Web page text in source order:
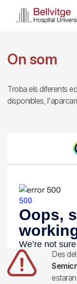
On som
Troba els diferents
disponibles,
Imagen Des